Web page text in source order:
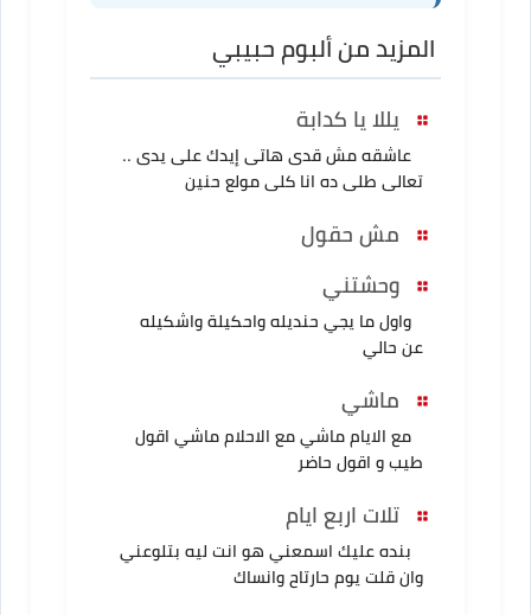
المزيد من ألبوم حبيبي
يللا يا كدابة
عاشقه مش قدى هاتى إيدك على يدى ..
تعالى طلى ده انا كلى مولع حنين
مش حقول
وحشتني
واول ما يجي حنديله واحكيلة واشكيله
عن حالي
ماشي
مع الايام ماشي مع الاحلام ماشي اقول
طيب و اقول حاضر
تلات اربع ايام
بنده عليك اسمعني هو انت ليه بتلوعني
وان قلت يوم حارتاح وانساك